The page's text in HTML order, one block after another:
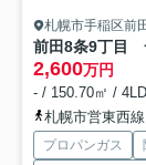
札幌市手稲区前
前田8条9丁目
2,600万円
- / 150.70㎡ /
札幌市営東西線「
プロパンガス